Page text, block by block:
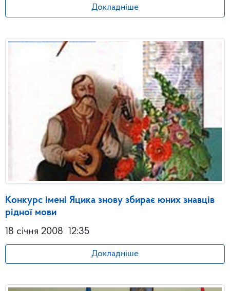
Докладніше
Конкурс імені Яцика знову збирає юних знавців
рідної мови
18 січня 2008
12:35
Докладніше